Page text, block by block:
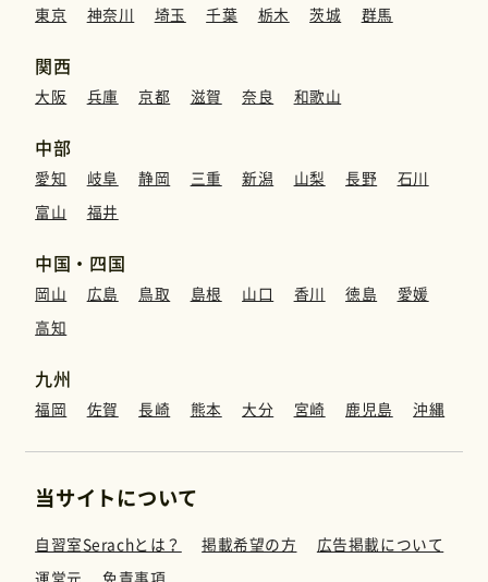
東京 神奈川 埼玉 千葉 栃木 茨城 群馬
関西
大阪 兵庫 京都 滋賀 奈良 和歌山
中部
愛知 岐阜 静岡 三重 新潟 山梨 長野
石川
富山
福井
中国・四国
岡山 広島 鳥取 島根 山口 香川 徳島
愛媛
高知
九州
福岡 佐賀 長崎 熊本 大分 宮崎 鹿児島 沖縄
当サイトについて
自習室Serachとは？ 掲載希望の方
広告掲載について